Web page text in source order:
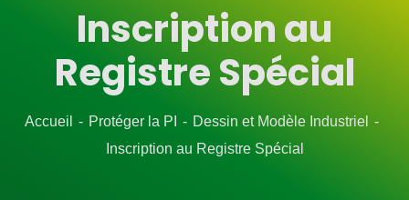
Inscription au
Registre Spécial
Accueil Protéger la PI
Dessin et Modèle Industriel
Inscription au Registre Spécial